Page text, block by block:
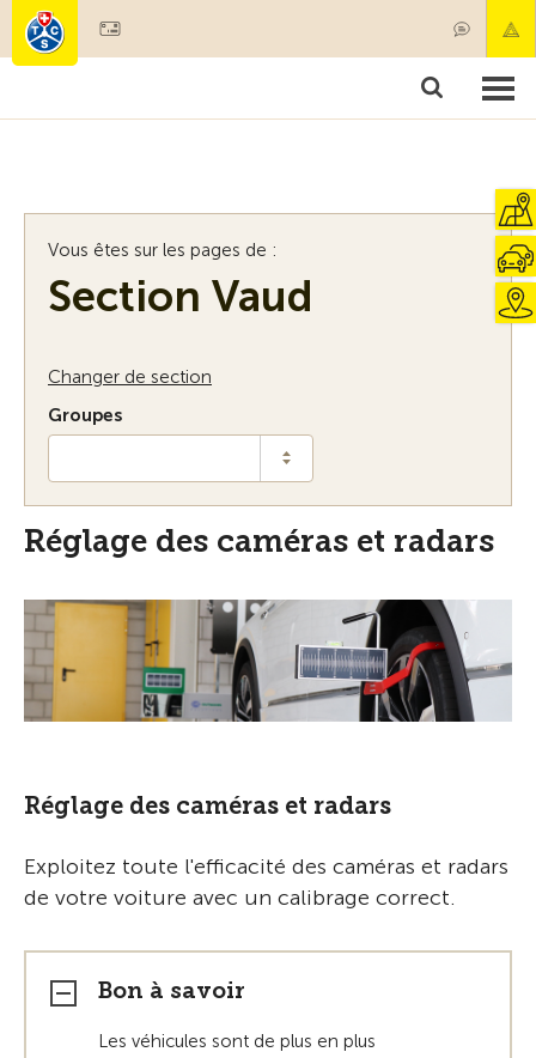
Membres & prestations
Vous êtes sur les pages de :
Section Vaud
Changer de section
Groupes
Réglage des caméras et radars
Réglage des caméras et radars
Exploitez toute l'efficacité des caméras et radars
de votre voiture avec un calibrage correct.
Bon à savoir
Les véhicules sont de plus en plus